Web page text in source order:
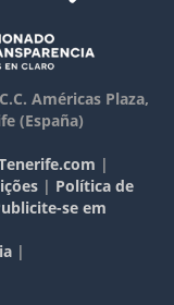
Américas Plaza,
(España)
|
| Política de
se em
|